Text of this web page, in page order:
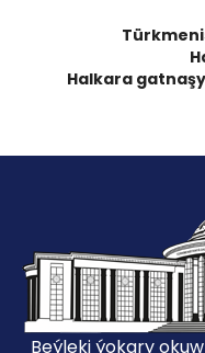
Halkara
Beýleki ýokary